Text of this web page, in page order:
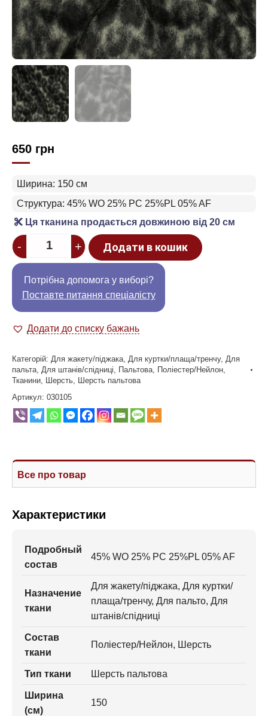
650 грн
Ширина: 150 см
Структура: 45% WO 25% PC 25%PL 05% AF
Ця тканина продається довжиною від 20 см
Quantity
- + Додати в кошик
Потрібна допомога у виборі?
Поставте питання спеціалісту
Додати до списку бажань
Категорій: Для жакету/піджака Для куртки/плаща/тренчу, Для
пальта Для штанів/спідниці Пальтова Поліестер/Нейлон
Тканини Шерсть Шерсть пальтова
Артикул: 030105
Все про товар
Характеристики
Подробный
состав
45% WO 25% PC 25%PL 05% AF
Назначение
ткани
Для жакету/піджака, Для куртки/
плаща/тренчу, Для пальто, Для
штанів/спідниці
Состав
ткани
Поліестер/Нейлон, Шерсть
Тип ткани Шерсть пальтова
Ширина
(см)
150